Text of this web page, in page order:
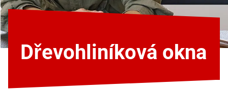
Dřevohliníková okna